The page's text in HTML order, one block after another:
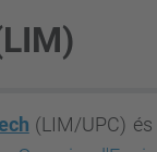
(LIM/UPC)